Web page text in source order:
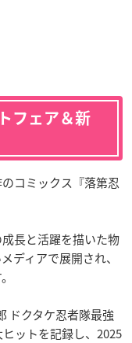
フェア＆新
コミックス『落第忍
長と活躍を描いた物
ディアで展開され、
ドクタケ忍者隊最強
ットを記録し、2025